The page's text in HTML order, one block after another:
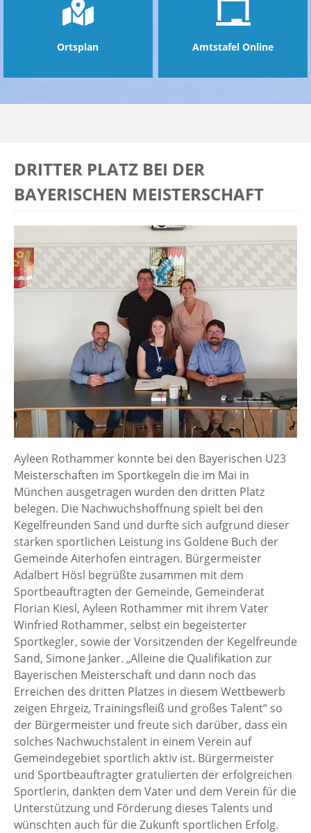
Ortsplan Amtstafel Online
DRITTER PLATZ BEI DER
BAYERISCHEN MEISTERSCHAFT
Ayleen Rothammer konnte bei den Bayerischen U23
Meisterschaften im Sportkegeln die im Mai in
München ausgetragen wurden den dritten Platz
belegen. Die Nachwuchshoffnung spielt bei den
Kegelfreunden Sand und durfte sich aufgrund dieser
starken sportlichen Leistung ins Goldene Buch der
Gemeinde Aiterhofen eintragen. Bürgermeister
Adalbert Hösl begrüßte zusammen mit dem
Sportbeauftragten der Gemeinde, Gemeinderat
Florian Kiesl, Ayleen Rothammer mit ihrem Vater
Winfried Rothammer, selbst ein begeisterter
Sportkegler, sowie der Vorsitzenden der Kegelfreunde
Sand, Simone Janker. „Alleine die Qualifikation zur
Bayerischen Meisterschaft und dann noch das
Erreichen des dritten Platzes in diesem Wettbewerb
zeigen Ehrgeiz, Trainingsfleiß und großes Talent“ so
der Bürgermeister und freute sich darüber, dass ein
solches Nachwuchstalent in einem Verein auf
Gemeindegebiet sportlich aktiv ist. Bürgermeister
und Sportbeauftragter gratulierten der erfolgreichen
Sportlerin, dankten dem Vater und dem Verein für die
Unterstützung und Förderung dieses Talents und
wünschten auch für die Zukunft sportlichen Erfolg.